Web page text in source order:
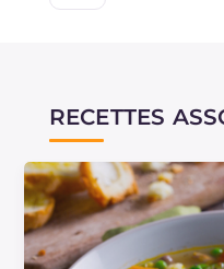
RECETTES